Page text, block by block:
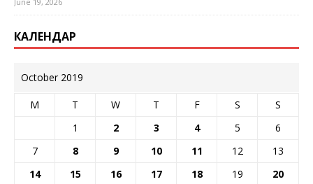
КАЛЕНДАР
October 2019
M T W T F S
S
1
2 3 4 5
6
7
8 9 10 11 12
13
14
15 16 17 18 19
20